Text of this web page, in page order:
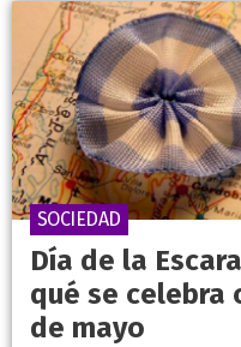
Día de la
qué se celebra
de mayo
SOCIEDAD